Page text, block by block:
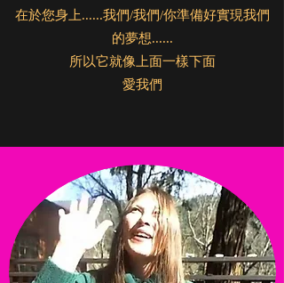
在於您身上......我們/我們/你準備好實現我們
的夢想......
所以它就像上面一樣下面
愛我們